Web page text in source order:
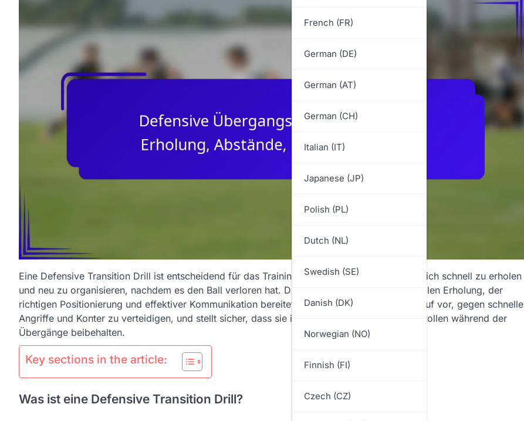
French (FR)
German (DE)
German (AT)
German (CH)
Italian (IT)
Japanese (JP)
Polish (PL)
Dutch (NL)
Swedish (SE)
Danish (DK)
Norwegian (NO)
Finnish (FI)
Czech (CZ)
Eine Defensive Transition Drill ist entscheidend für das Training der Fähigkeit eines Teams, sich schnell zu erholen
und neu zu organisieren, nachdem es den Ball verloren hat. Durch die Betonung einer schnellen Erholung, der
richtigen Positionierung und effektiver Kommunikation bereitet diese Übung die Spieler darauf vor, gegen schnelle
Angriffe und Konter zu verteidigen, und stellt sicher, dass sie ihre defensive Formation und Rollen während der
Übergänge beibehalten.
Key sections in the article:
Was ist eine Defensive Transition Drill?